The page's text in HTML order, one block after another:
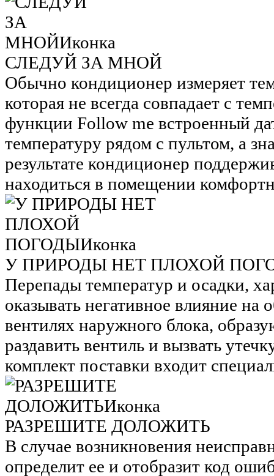
СЛЕДУЙ ЗА МНОЙ
Обычно кондиционер измеряет
которая не всегда совпадает с
функции Follow me встроенный
температуру рядом с пультом, а
результате кондиционер
находиться в помещении
У ПРИРОДЫ НЕТ ПЛОХОЙ
Перепады температур и осадки,
оказывать негативное влияние на
вентилях наружного блока,
раздавить вентиль и вызвать
комплект поставки входит
РАЗРЕШИТЕ ДОЛОЖИТЬ
В случае возникновения
определит ее и отобразит код